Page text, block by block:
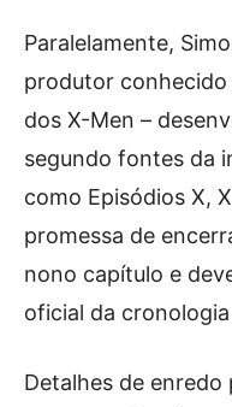
Paralelamente,
produtor
dos X-Men –
segundo fontes da
como Episódios X,
promessa de
nono capítulo e
oficial da
Detalhes de enredo